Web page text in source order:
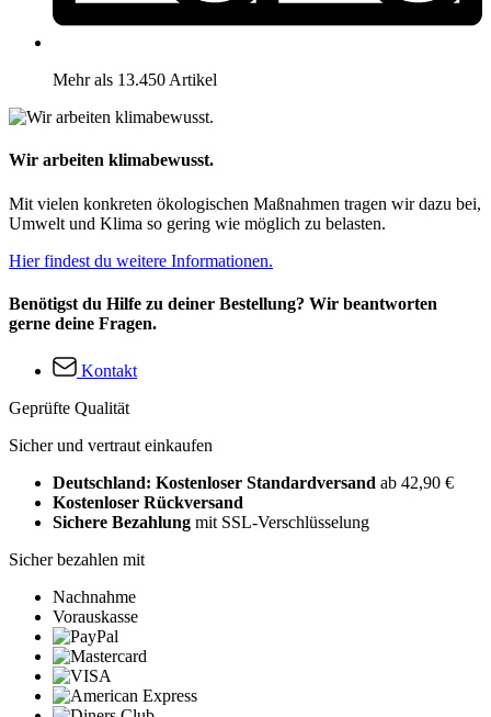
Mehr als 13.450 Artikel
Wir arbeiten klimabewusst.
Mit vielen konkreten ökologischen Maßnahmen tragen wir dazu bei,
Umwelt und Klima so gering wie möglich zu belasten.
Hier findest du weitere Informationen.
Benötigst du Hilfe zu deiner Bestellung? Wir beantworten
gerne deine Fragen.
Kontakt
Geprüfte Qualität
Sicher und vertraut einkaufen
Deutschland: Kostenloser Standardversand ab 42,90 €
Kostenloser Rückversand
Sichere Bezahlung mit SSL-Verschlüsselung
Sicher bezahlen mit
Nachnahme
Vorauskasse